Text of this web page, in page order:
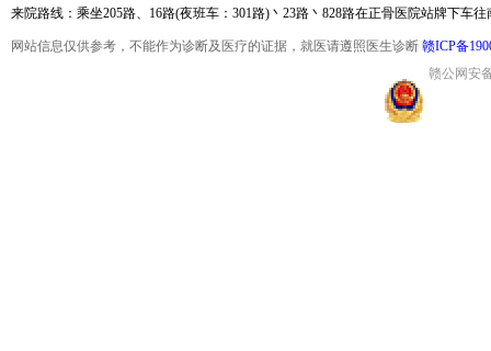
来院路线：乘坐205路、16路(夜班车：301路)丶23路丶828路在正骨医院站牌下车
网站信息仅供参考，不能作为诊断及医疗的证据，就医请遵照医生诊断 赣ICP备
赣公网安